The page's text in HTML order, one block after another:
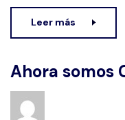
Leer más
Ahora somos